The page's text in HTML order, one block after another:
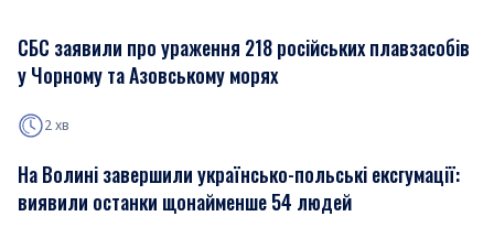
СБС заявили про ураження 218 російських плавзасобів
у Чорному та Азовському морях
2 хв
На Волині завершили українсько-польські ексгумації:
виявили останки щонайменше 54 людей